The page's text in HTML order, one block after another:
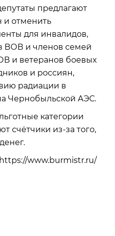
предлагают
и отменить
для инвалидов,
ВОВ и членов семей
и ветеранов боевых
и россиян,
радиации в
Чернобыльской АЭС.
категории
счётчики из-за того,
www.burmistr.ru/